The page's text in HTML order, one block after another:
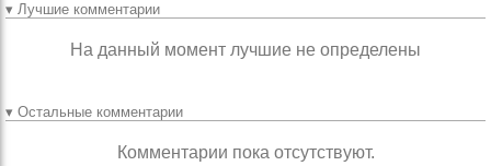
▾ Лучшие комментарии
На данный момент лучшие не определены
▾ Остальные комментарии
Комментарии пока отсутствуют.